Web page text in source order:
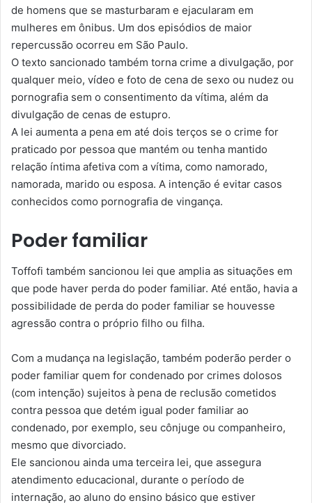
de homens que se masturbaram e ejacularam em
mulheres em ônibus. Um dos episódios de maior
repercussão ocorreu em São Paulo.
O texto sancionado também torna crime a divulgação, por
qualquer meio, vídeo e foto de cena de sexo ou nudez ou
pornografia sem o consentimento da vítima, além da
divulgação de cenas de estupro.
A lei aumenta a pena em até dois terços se o crime for
praticado por pessoa que mantém ou tenha mantido
relação íntima afetiva com a vítima, como namorado,
namorada, marido ou esposa. A intenção é evitar casos
conhecidos como pornografia de vingança.
Poder familiar
Toffofi também sancionou lei que amplia as situações em
que pode haver perda do poder familiar. Até então, havia a
possibilidade de perda do poder familiar se houvesse
agressão contra o próprio filho ou filha.
Com a mudança na legislação, também poderão perder o
poder familiar quem for condenado por crimes dolosos
(com intenção) sujeitos à pena de reclusão cometidos
contra pessoa que detém igual poder familiar ao
condenado, por exemplo, seu cônjuge ou companheiro,
mesmo que divorciado.
Ele sancionou ainda uma terceira lei, que assegura
atendimento educacional, durante o período de
internação, ao aluno do ensino básico que estiver